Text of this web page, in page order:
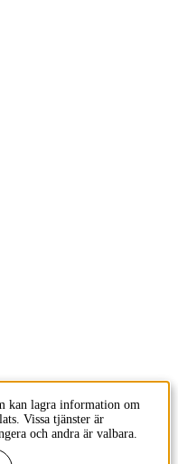
kan lagra information om
Vissa tjänster är
och andra är valbara.